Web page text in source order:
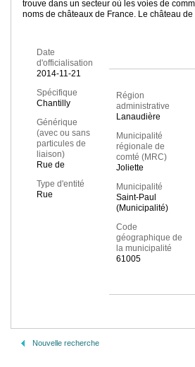
trouve dans un secteur où les voies de
noms de châteaux de France. Le château
Date
d'officialisation
2014-11-21
Spécifique
Chantilly
Générique
(avec ou sans
particules de
liaison)
Rue de
Type d'entité
Rue
Région
administrative
Lanaudière
Municipalité
régionale de
comté (MRC)
Joliette
Municipalité
Saint-Paul
(Municipalité)
Code
géographique de
la municipalité
61005
Nouvelle recherche